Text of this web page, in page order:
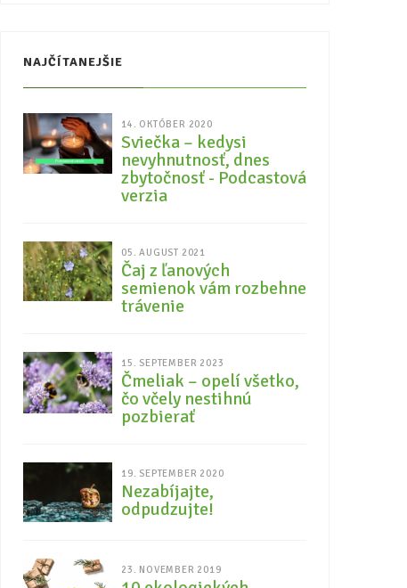
NAJČÍTANEJŠIE
14. OKTÓBER 2020
Sviečka – kedysi
nevyhnutnosť, dnes
zbytočnosť - Podcastová
verzia
05. AUGUST 2021
Čaj z ľanových
semienok vám rozbehne
trávenie
15. SEPTEMBER 2023
Čmeliak – opelí všetko,
čo včely nestihnú
pozbierať
19. SEPTEMBER 2020
Nezabíjajte,
odpudzujte!
23. NOVEMBER 2019